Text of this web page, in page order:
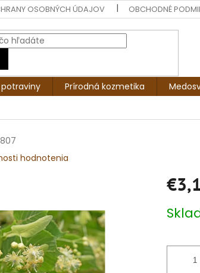
OSOBNÝCH ÚDAJOV OBCHODNÉ
Prírodná kozmetika
hodnotenia
cena: